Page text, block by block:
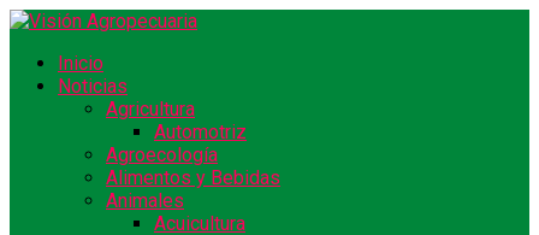
Inicio
Noticias
Agricultura
Automotriz
Agroecología
Alimentos y Bebidas
Animales
Acuicultura